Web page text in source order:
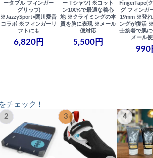
ータブル フィンガー
グリップ)
※JazzySport×関川愛音
コラボ ※フィンガーリ
フトにも
6,820円
ー Tシャツ) ※コット
ン100%で最適な着心
地 ※クライミングの本
質を胸に表現 ※メール
便対応
5,500円
FingerTape(
グ フィンガ
19mm ※登れ
ングが復活
士接着で肌
メール
990
チェック！
2 3 4